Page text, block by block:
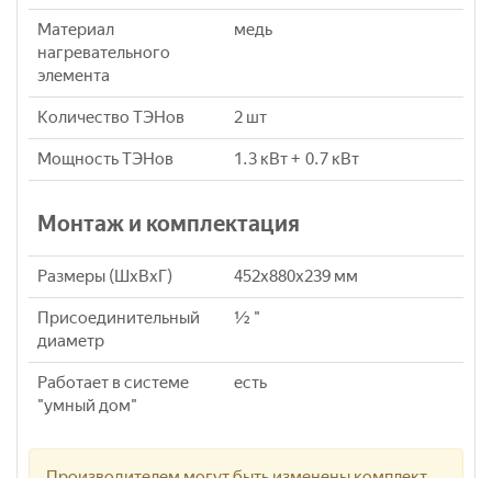
Материал
нагревательного
элемента
медь
Количество ТЭНов 2 шт
Мощность ТЭНов 1.3 кВт + 0.7 кВт
Монтаж и комплектация
Размеры (ШхВхГ) 452x880x239 мм
Присоединительный
диаметр
½ "
Работает в системе
"умный дом"
eсть